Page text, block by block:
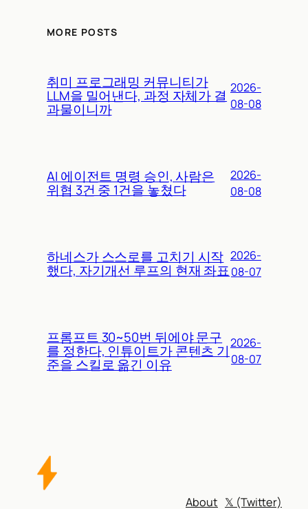
MORE POSTS
취미 프로그래밍 커뮤니티가
LLM을 밀어낸다, 과정 자체가 결
과물이니까
2026-
08-08
AI 에이전트 명령 승인, 사람은
위협 3건 중 1건을 놓쳤다
2026-
08-08
하네스가 스스로를 고치기 시작
했다, 자기개선 루프의 현재 좌표
2026-
08-07
프롬프트 30~50번 뒤에야 문구
를 정한다, 인튜이트가 콘텐츠 기
준을 스킬로 옮긴 이유
2026-
08-07
About 𝕏 (Twitter)